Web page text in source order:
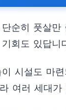
순히 풋살
회도 있답
시설도 마
여러 세대